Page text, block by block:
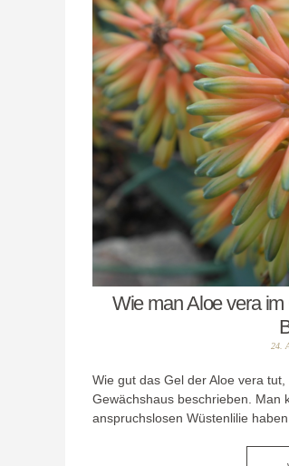
Wie man Aloe vera
24.
Wie gut das Gel der Aloe vera
Gewächshaus beschrieben. Man
anspruchslosen Wüstenlilie